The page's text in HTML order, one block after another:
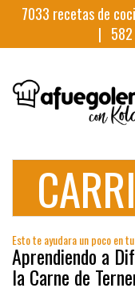
7033 recetas de
| 582
Esto te ayudara un poco en
Aprendiendo a
la Carne de